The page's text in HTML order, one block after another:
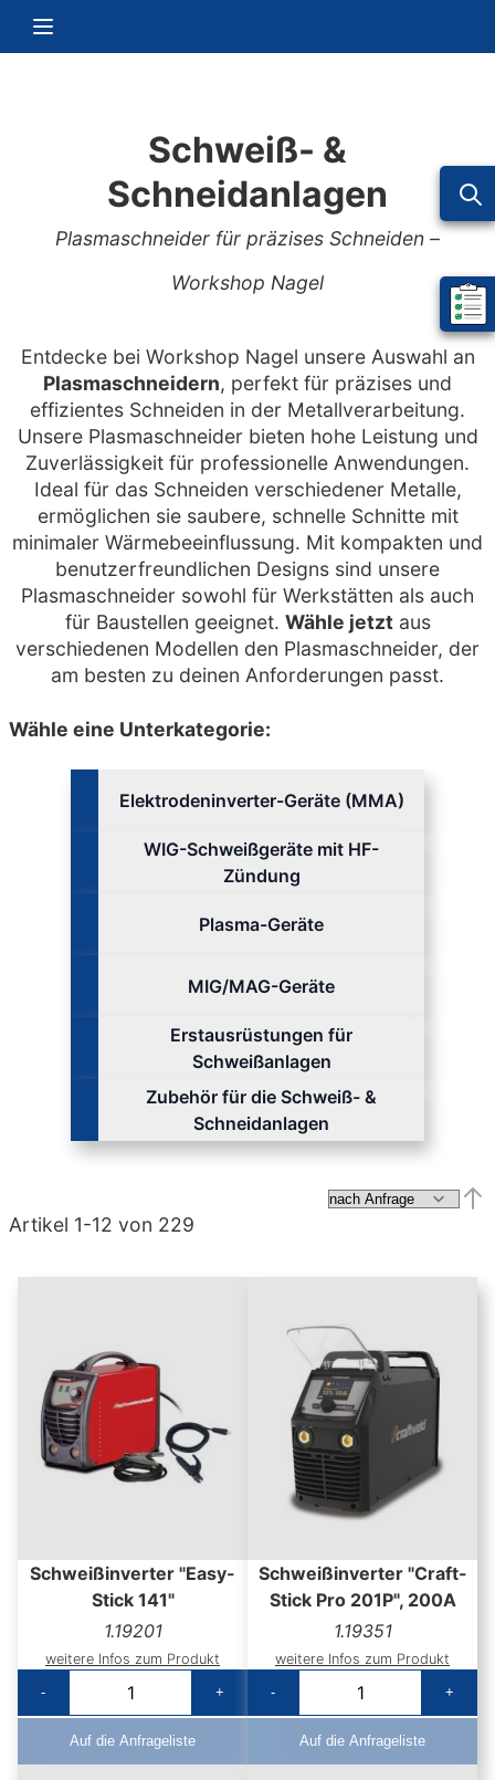
Navigation umschalten
Mein
Schweiß- &
Schneidanlagen
Plasmaschneider für präzises Schneiden –
Workshop Nagel
Entdecke bei Workshop Nagel unsere Auswahl an
Plasmaschneidern, perfekt für präzises und
effizientes Schneiden in der Metallverarbeitung.
Unsere Plasmaschneider bieten hohe Leistung und
Zuverlässigkeit für professionelle Anwendungen.
Ideal für das Schneiden verschiedener Metalle,
ermöglichen sie saubere, schnelle Schnitte mit
minimaler Wärmebeeinflussung. Mit kompakten und
benutzerfreundlichen Designs sind unsere
Plasmaschneider sowohl für Werkstätten als auch
für Baustellen geeignet. Wähle jetztaus
verschiedenen Modellen den Plasmaschneider, der
am besten zu deinen Anforderungen passt.
Wähle eine Unterkategorie:
Elektrodeninverter-Geräte (MMA)
WIG-Schweißgeräte mit HF-
Zündung
Plasma-Geräte
MIG/MAG-Geräte
Erstausrüstungen für
Schweißanlagen
Zubehör für die Schweiß- &
Schneidanlagen
Artikel 1-12 von 229
Schweißinverter "Easy-
Stick 141"
1.19201
weitere Infos zum Produkt
-
+
Auf die Anfrageliste
Schweißinverter "Craft-
Stick Pro 201P", 200A
1.19351
weitere Infos zum Produkt
-
+
Auf die Anfrageliste